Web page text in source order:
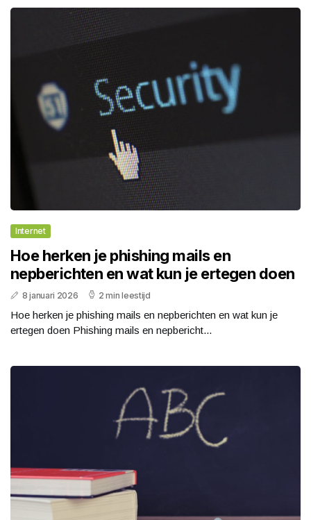
Internet
Hoe herken je phishing mails en
nepberichten en wat kun je ertegen doen
8 januari 2026 2 min leestijd
Hoe herken je phishing mails en nepberichten en wat kun je
ertegen doen Phishing mails en nepbericht...